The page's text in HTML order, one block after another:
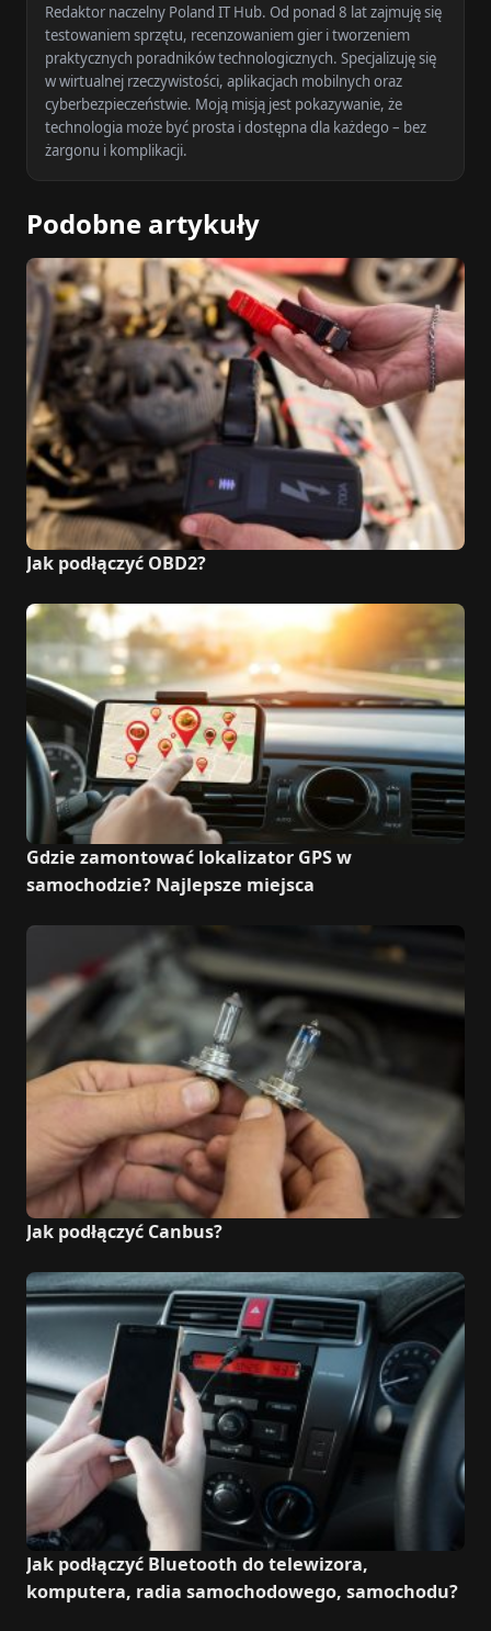
Redaktor naczelny Poland IT Hub. Od ponad 8 lat zajmuję się
testowaniem sprzętu, recenzowaniem gier i tworzeniem
praktycznych poradników technologicznych. Specjalizuję się
w wirtualnej rzeczywistości, aplikacjach mobilnych oraz
cyberbezpieczeństwie. Moją misją jest pokazywanie, że
technologia może być prosta i dostępna dla każdego – bez
żargonu i komplikacji.
Podobne artykuły
Jak podłączyć OBD2?
Gdzie zamontować lokalizator GPS w
samochodzie? Najlepsze miejsca
Jak podłączyć Canbus?
Jak podłączyć Bluetooth do telewizora,
komputera, radia samochodowego, samochodu?